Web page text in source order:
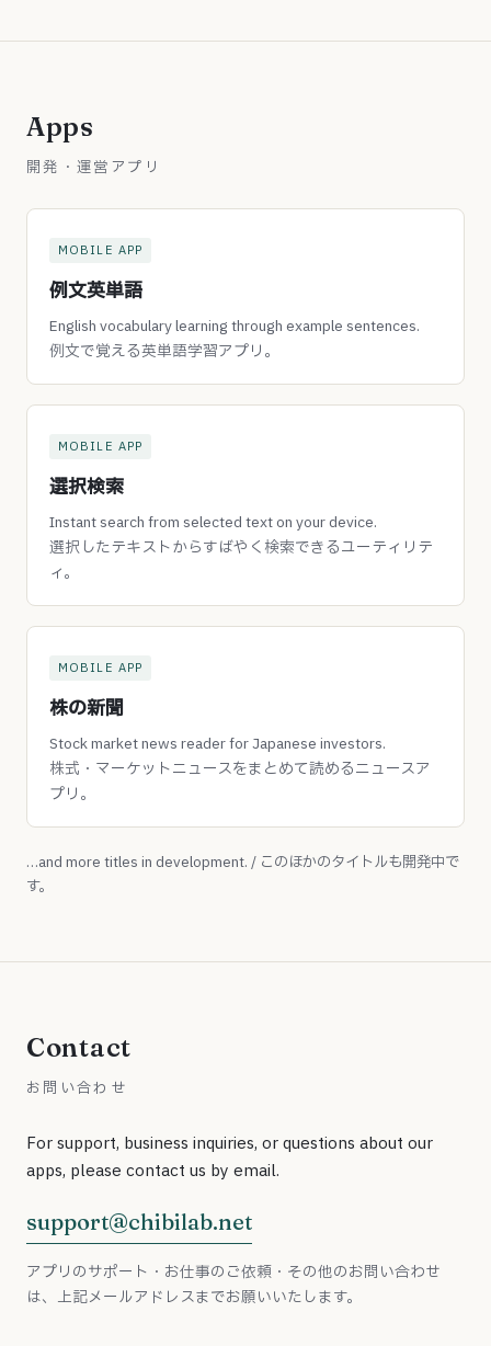
Apps
開発・運営アプリ
MOBILE APP
例文英単語
English vocabulary learning through example sentences.
例文で覚える英単語学習アプリ。
MOBILE APP
選択検索
Instant search from selected text on your device.
選択したテキストからすばやく検索できるユーティリテ
ィ。
MOBILE APP
株の新聞
Stock market news reader for Japanese investors.
株式・マーケットニュースをまとめて読めるニュースア
プリ。
…and more titles in development. / このほかのタイトルも開発中で
す。
Contact
お問い合わせ
For support, business inquiries, or questions about our
apps, please contact us by email.
support@chibilab.net
アプリのサポート・お仕事のご依頼・その他のお問い合わせ
は、上記メールアドレスまでお願いいたします。